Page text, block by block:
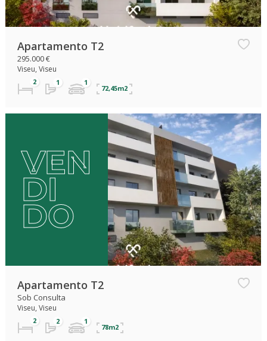
Apartamento T2
295.000 €
Viseu, Viseu
72,45m2
VEN
DI
DO
Apartamento T2
Sob Consulta
Viseu, Viseu
78m2